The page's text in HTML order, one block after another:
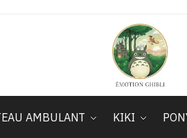
AMBULANT KIKI